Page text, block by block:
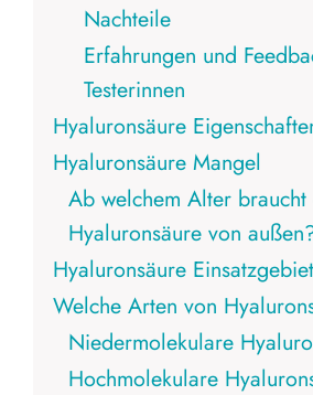
Nachteile
Erfahrungen und
Testerinnen
Hyaluronsäure
Hyaluronsäure Mangel
Ab welchem Alter
Hyaluronsäure von
Hyaluronsäure
Welche Arten von
Niedermolekulare
Hochmolekulare